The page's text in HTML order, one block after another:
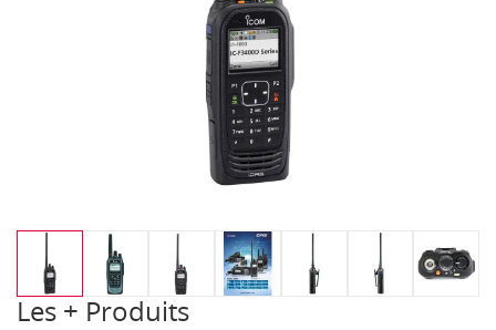
Les + Produits